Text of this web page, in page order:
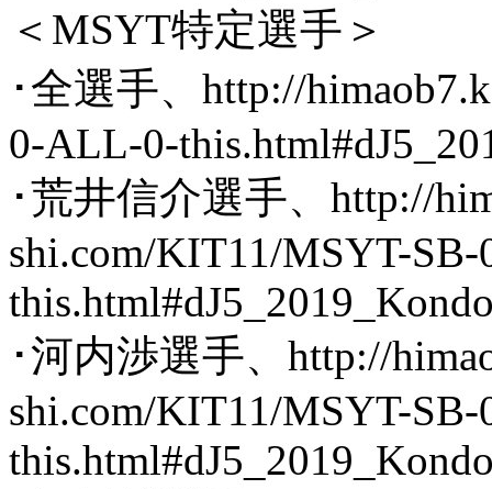
＜MSYT特定選手＞
･全選手、http://
0-ALL-0-
･荒井信介選手、http://
shi.com/KIT11/MSYT-SB-
･河内渉選手、http://
shi.com/KIT11/MSYT-